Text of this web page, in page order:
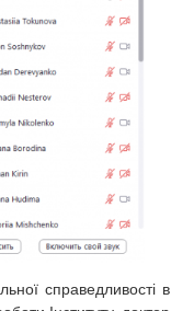
справедливості в